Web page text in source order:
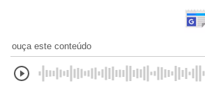
ouça este conteúdo